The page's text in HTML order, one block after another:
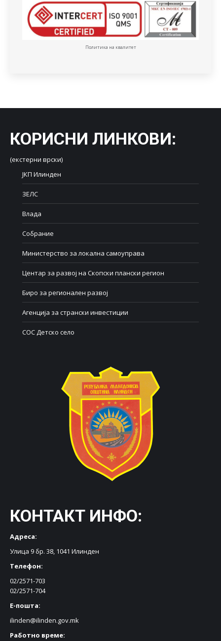
Политика на квалитет
КОРИСНИ ЛИНКОВИ:
(екстерни врски)
ЈКП Илинден
ЗЕЛС
Влада
Собрание
Министерство за локална самоуправа
Центар за развој на Скопски плански регион
Биро за регионален развој
Агенција за странски инвестиции
СОС Детско село
КОНТАКТ ИНФО:
Адреса:
Улица 9 бр. 38, 1041 Илинден
Телефон:
02/2571-703
02/2571-704
Е-пошта:
ilinden@ilinden.gov.mk
Работно време: